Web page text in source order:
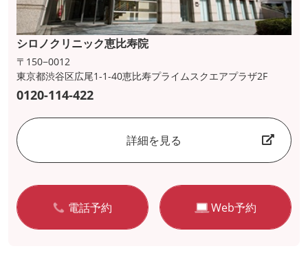
シロノクリニック恵比寿院
〒150−0012
東京都渋谷区広尾1-1-40恵比寿プライムスクエアプラザ2F
0120-114-422
詳細を見る
電話予約 Web予約